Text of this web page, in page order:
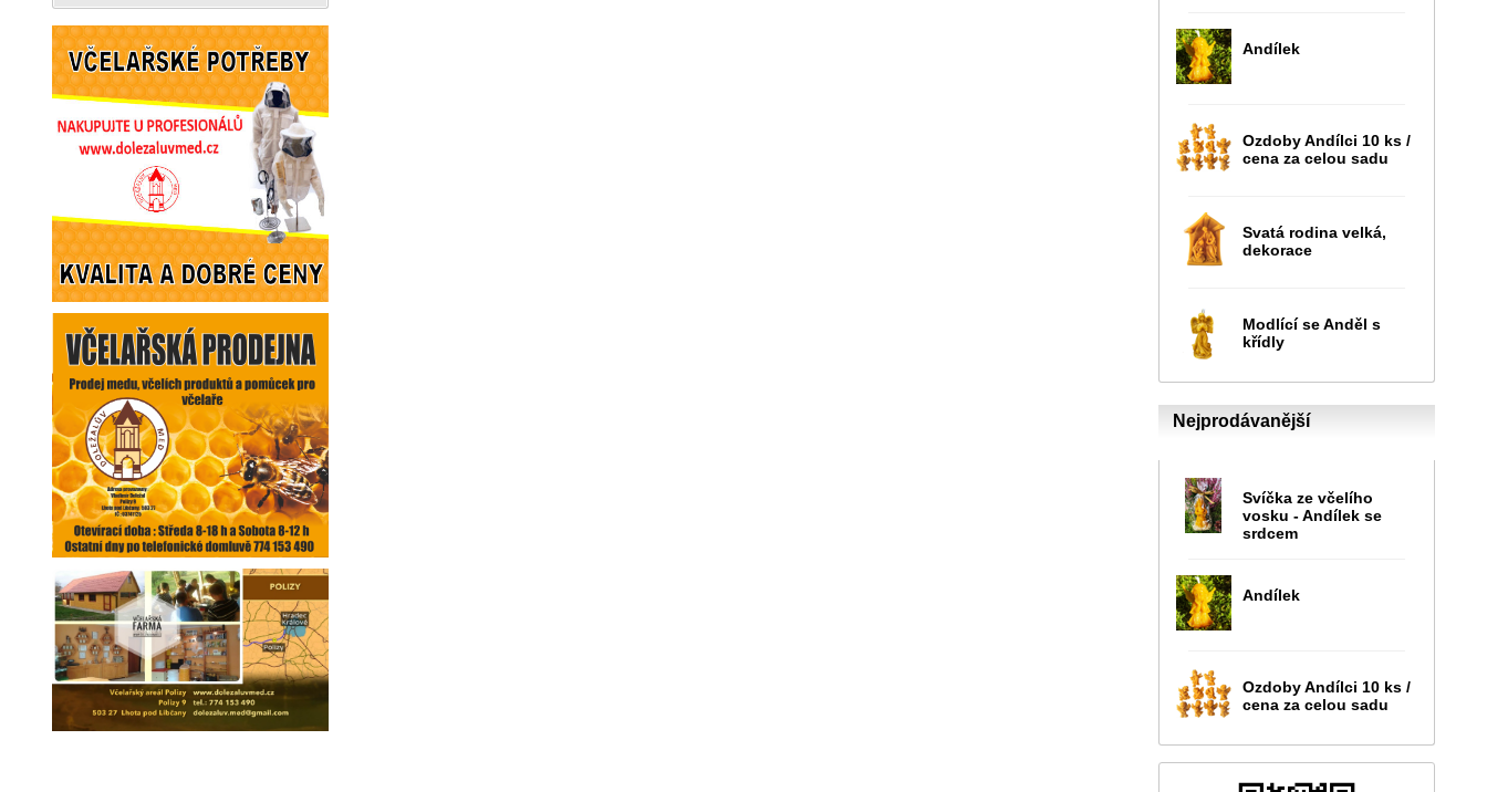
Andílek
Ozdoby Andílci 10 ks /
cena za celou sadu
Svatá rodina velká,
dekorace
Modlící se Anděl s
křídly
Nejprodávanější
Svíčka ze včelího
vosku - Andílek se
srdcem
Andílek
Ozdoby Andílci 10 ks /
cena za celou sadu